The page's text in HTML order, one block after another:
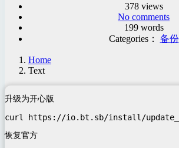
378 views
No comments
199 words
Categories：
备份
Home
Text
升级为开心版
curl https://io.bt.sb/install/
恢复官方